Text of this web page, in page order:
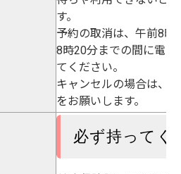
す。
予約の取消は、午前8時
8時20分までの間に電話
てください。
キャンセルの場合は、
をお願いします。
必ず持ってく